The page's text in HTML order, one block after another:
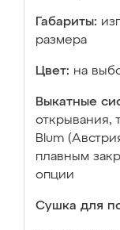
Габариты:
размера
Цвет: на
Выкатные
открывания,
Blum
плавным
опции
Сушка для